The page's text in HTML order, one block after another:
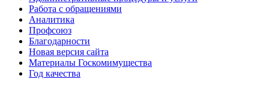
Работа с обращениями
Аналитика
Профсоюз
Благодарности
Новая версия сайта
Материалы Госкомимущества
Год качества